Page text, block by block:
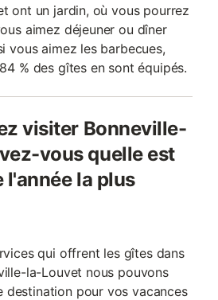
ont un jardin, où vous pourrez
aimez déjeuner ou dîner
vous aimez les barbecues,
% des gîtes en sont équipés.
visiter Bonneville-
vous quelle est
l'année la plus
qui offrent les gîtes dans
la-Louvet nous pouvons
destination pour vos vacances